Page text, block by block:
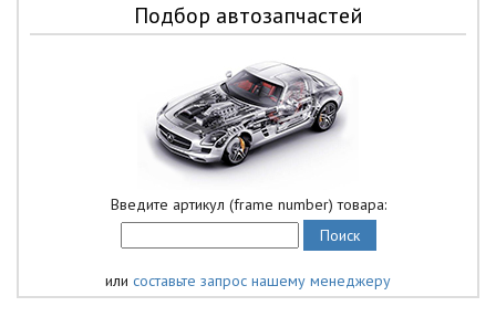
Подбор автозапчастей
Введите артикул (frame number) товара:
или составьте запрос нашему менеджеру